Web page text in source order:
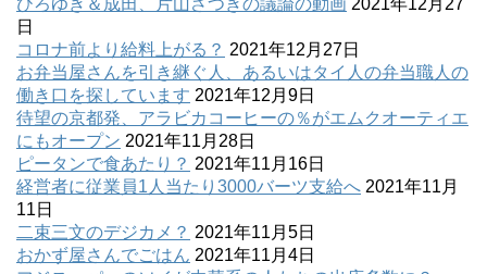
ひろゆき＆成田、片山さつきの議論の動画 2021年12月27
日
コロナ前より給料上がる？ 2021年12月27日
お弁当屋さんを引き継ぐ人、あるいはタイ人の弁当職人の
働き口を探しています 2021年12月9日
待望の京都発、アラビカコーヒーの％がエムクオーティエ
にもオープン 2021年11月28日
ピータンで食あたり？ 2021年11月16日
経営者に従業員1人当たり3000バーツ支給へ 2021年11月
11日
二束三文のデジカメ？ 2021年11月5日
おかず屋さんでごはん 2021年11月4日